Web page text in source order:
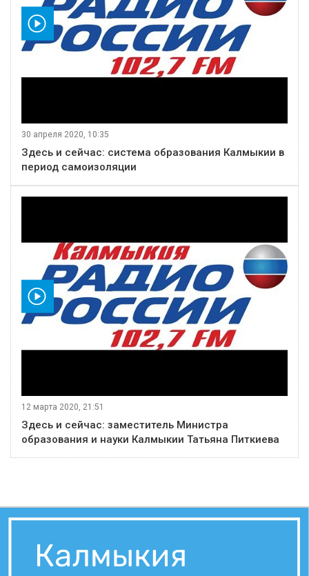
30 апреля 2020, 10:35
Здесь и сейчас: система образования Калмыкии в
период самоизоляции
12 марта 2020, 21:51
Здесь и сейчас: заместитель Министра
образования и науки Калмыкии Татьяна Питкиева